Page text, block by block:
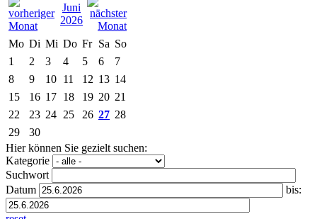
Juni
2026
Mo Di Mi Do Fr Sa So
1
2 3 4 5 6
7
8
9 10 11 12 13 14
15
16 17 18 19 20 21
22
23 24 25 26 27 28
29
30
Hier können Sie gezielt suchen:
Kategorie
Suchwort
Datum
bis: